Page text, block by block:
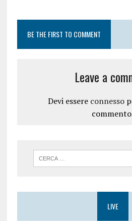
BE THE FIRST TO COMMENT
Leave a
Devi essere connesso
LIVE